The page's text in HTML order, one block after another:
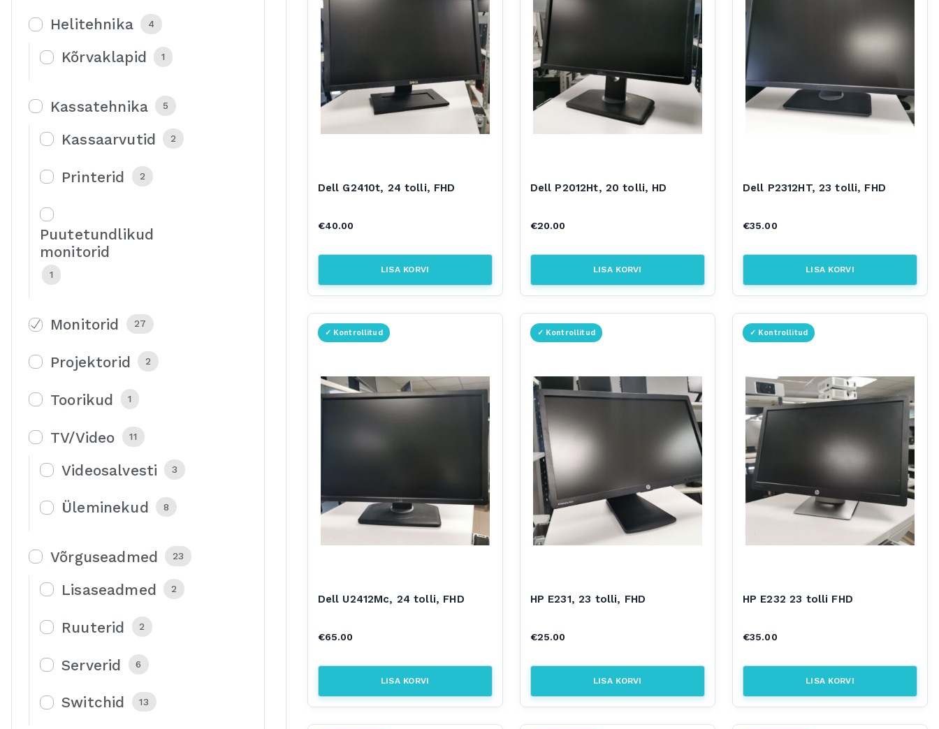
Dell G2410t, 24 tolli, FHD
€40.00
LISA KORVI
Dell P2012Ht, 20 tolli, HD
€20.00
LISA KORVI
Dell P2312HT, 23 tolli, FHD
€35.00
LISA KORVI
Dell U2412Mc, 24 tolli, FHD
€65.00
LISA KORVI
HP E231, 23 tolli, FHD
€25.00
LISA KORVI
HP E232 23 tolli FHD
€35.00
LISA KORVI
Helitehnika 4
Kõrvaklapid 1
Kassatehnika 5
Kassaarvutid 2
Printerid 2
Puutetundlikud
monitorid
1
Monitorid 27
Projektorid 2
Toorikud 1
TV/Video 11
Videosalvesti 3
Üleminekud 8
Võrguseadmed 23
Lisaseadmed 2
Ruuterid 2
Serverid 6
Switchid 13